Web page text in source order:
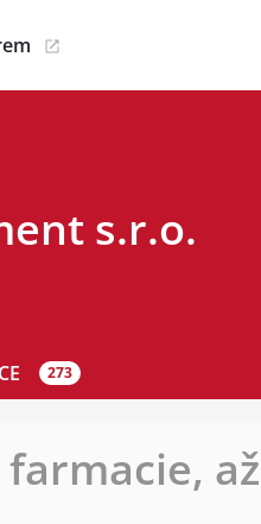
s.r.o.
273
farmacie,